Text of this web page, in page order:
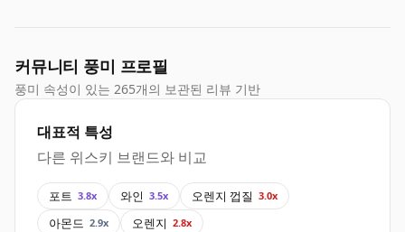
커뮤니티 풍미 프로필
풍미 속성이 있는 265개의 보관된 리뷰 기반
대표적 특성
다른 위스키 브랜드와 비교
포트 3.8x 와인 3.5x 오렌지 껍질 3.0x
아몬드 2.9x 오렌지 2.8x